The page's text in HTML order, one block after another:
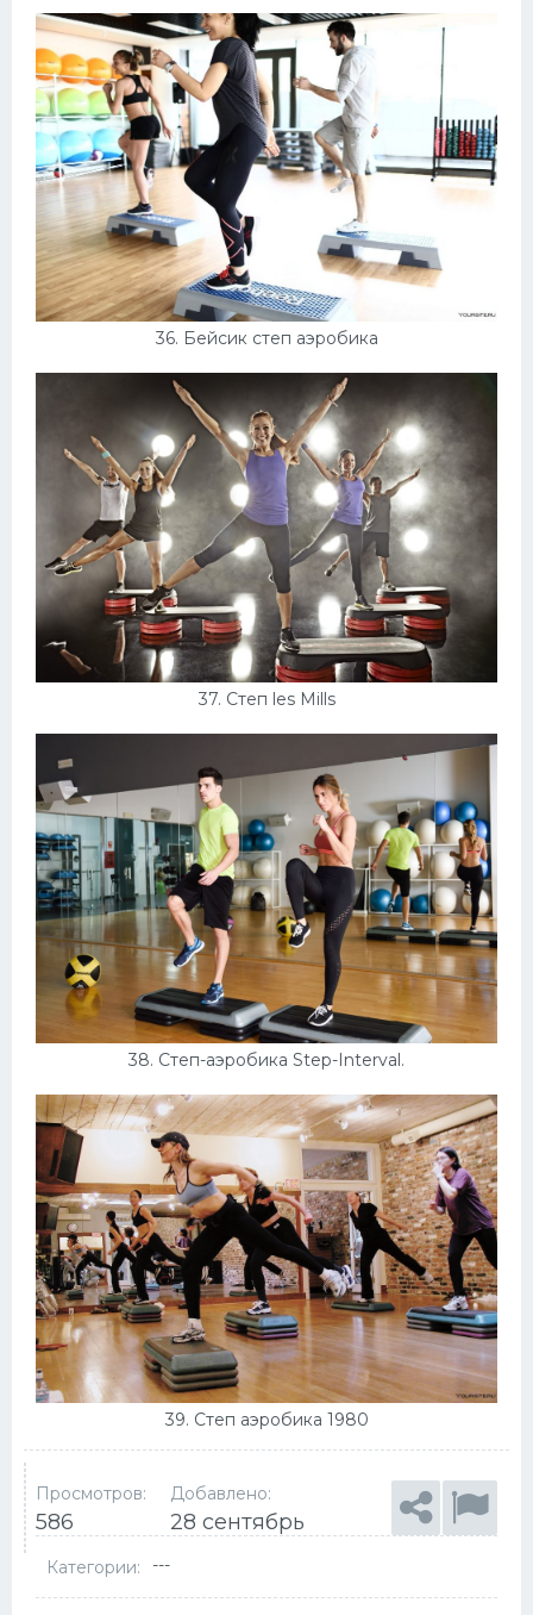
36. Бейсик степ аэробика
37. Степ les Mills
38. Степ-аэробика Step-Interval.
39. Степ аэробика 1980
Просмотров:
586
Добавлено:
28 сентябрь
Категории: ---